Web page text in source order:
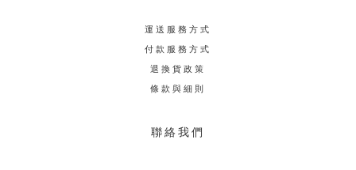
運送服務方式
付款服務方式
退換貨政策
條款與細則
聯絡我們